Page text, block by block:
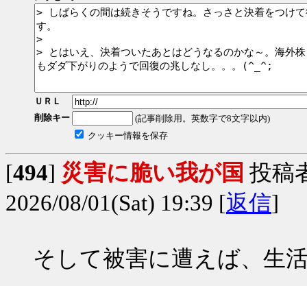
ＵＲＬ
削除キー
(記事削除用。英数字で8文字以内)
クッキー情報を保存
[494] 災害に脆い我が国 投稿
2026/08/01(Sat) 19:39 [返信]
そして被害に遭えば、生